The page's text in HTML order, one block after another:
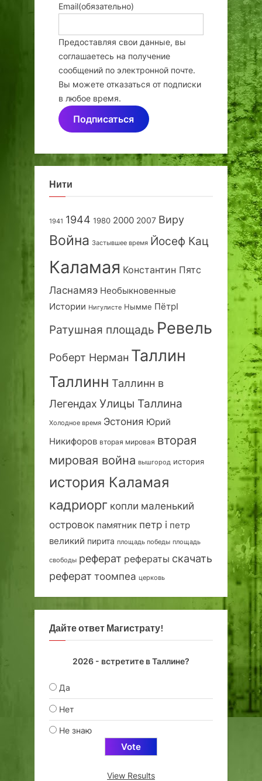
Email(обязательно)
Предоставляя свои данные, вы
соглашаетесь на получение
сообщений по электронной почте.
Вы можете отказаться от подписки
в любое время.
Подписаться
Нити
1941 1944 1980 2000 2007 Виру
Война Застывшее время Йосеф Кац
Каламая Константин Пятс
Ласнамяэ Необыкновенные
Истории Нигулисте Нымме ПётрI
Ратушная площадь Ревель
Роберт Нерман Таллин
Таллинн Таллинн в
Легендах Улицы Таллина
Холодное время Эстония Юрий
Никифоров вторая мировая вторая
мировая война вышгород история
история Каламая
кадриорг копли маленький
островок памятник петр i петр
великий пирита площадь победы площадь
свободы реферат рефераты скачать
реферат тоомпеа церковь
Дайте ответ Магистрату!
2026 - встретите в Таллине?
Да
Нет
Не знаю
View Results